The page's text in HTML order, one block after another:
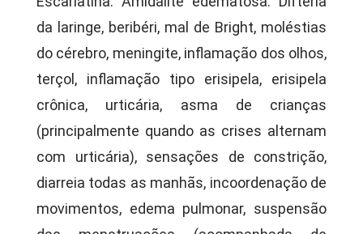
da laringe, beribéri, mal de Bright, moléstias
do cérebro, meningite, inflamação dos olhos,
terçol, inflamação tipo erisipela, erisipela
crônica, urticária, asma de crianças
(principalmente quando as crises alternam
com urticária), sensações de constrição,
diarreia todas as manhãs, incoordenação de
movimentos, edema pulmonar, suspensão